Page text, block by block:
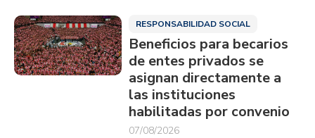
RESPONSABILIDAD SOCIAL
Beneficios para becarios
de entes privados se
asignan directamente a
las instituciones
habilitadas por convenio
07/08/2026